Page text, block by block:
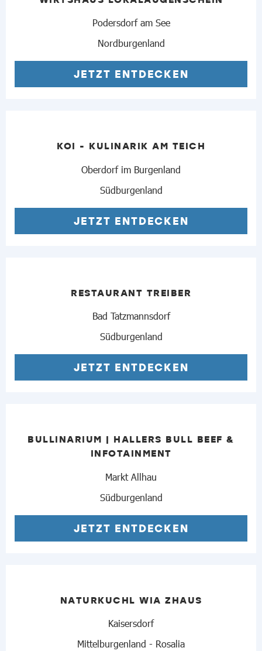
Podersdorf am See
Nordburgenland
JETZT ENTDECKEN
KOI - KULINARIK AM TEICH
Oberdorf im Burgenland
Südburgenland
JETZT ENTDECKEN
RESTAURANT TREIBER
Bad Tatzmannsdorf
Südburgenland
JETZT ENTDECKEN
BULLINARIUM | HALLERS BULL BEEF &
INFOTAINMENT
Markt Allhau
Südburgenland
JETZT ENTDECKEN
NATURKUCHL WIA ZHAUS
Kaisersdorf
Mittelburgenland - Rosalia